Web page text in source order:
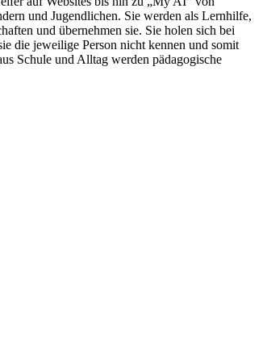
und Jugendlichen. Sie werden als Lernhilfe,
und übernehmen sie. Sie holen sich bei
die jeweilige Person nicht kennen und somit
Schule und Alltag werden pädagogische